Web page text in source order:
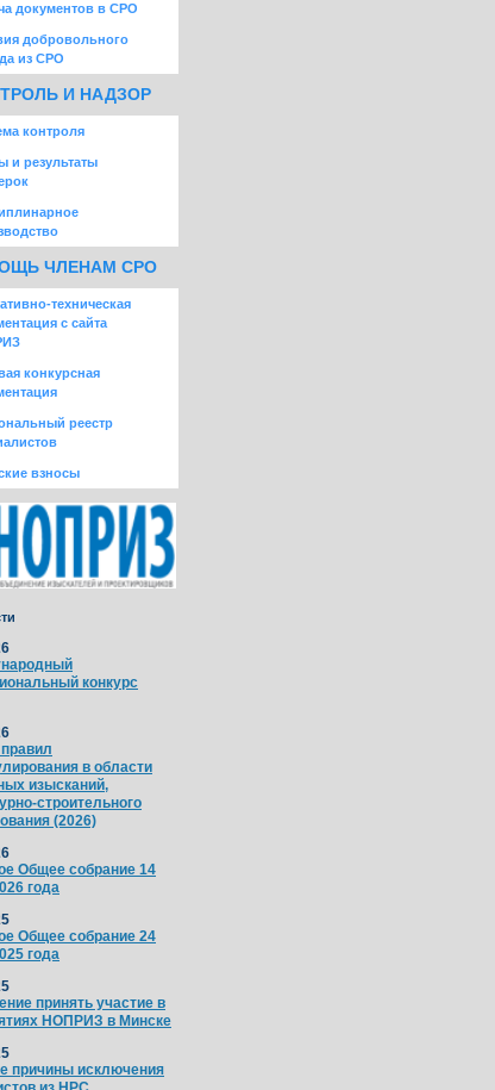
документов в СРО
добровольного
из СРО
И НАДЗОР
контроля
и результаты
ЧЛЕНАМ СРО
техническая
с сайта
конкурсная
реестр
взносы
конкурс
в области
изысканий,
строительного
(2026)
Общее собрание 14
года
Общее собрание 24
года
принять участие в
НОПРИЗ в Минске
причины исключения